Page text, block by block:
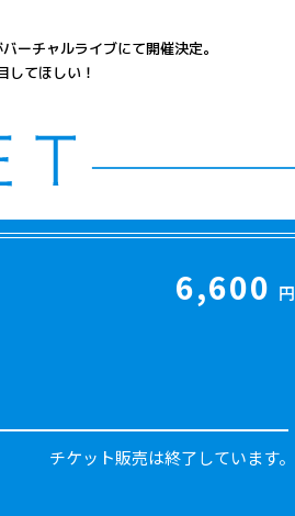
ーチャルライブにて開催決定。
してほしい！
6,600 円
チケット販売は終了しています。